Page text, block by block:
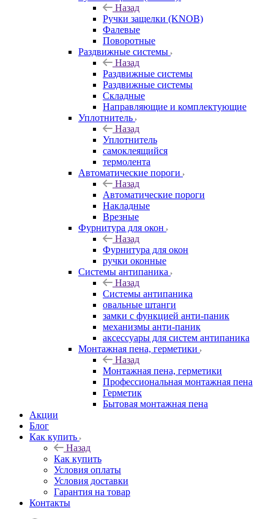
Назад
Ручки защелки (KNOB)
Фалевые
Поворотные
Раздвижные системы
Назад
Раздвижные системы
Раздвижные системы
Складные
Направляющие и комплектующие
Уплотнитель
Назад
Уплотнитель
самоклеящийся
термолента
Автоматические пороги
Назад
Автоматические пороги
Накладные
Врезные
Фурнитура для окон
Назад
Фурнитура для окон
ручки оконные
Системы антипаника
Назад
Системы антипаника
овальные штанги
замки с функцией анти-паник
механизмы анти-паник
аксессуары для систем антипаника
Монтажная пена, герметики
Назад
Монтажная пена, герметики
Профессиональная монтажная пена
Герметик
Бытовая монтажная пена
Акции
Блог
Как купить
Назад
Как купить
Условия оплаты
Условия доставки
Гарантия на товар
Контакты